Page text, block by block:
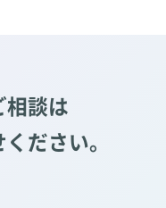
相談は
ださい。